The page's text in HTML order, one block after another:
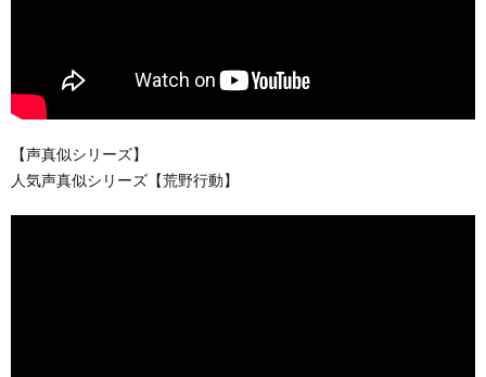
【声真似シリーズ】
人気声真似シリーズ【荒野行動】